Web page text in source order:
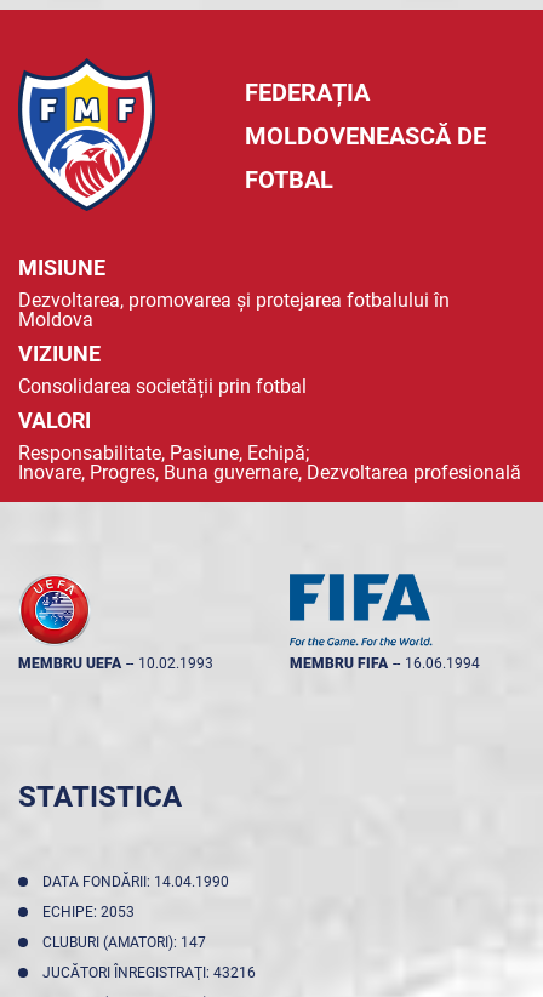
FEDERAȚIA
MOLDOVENEASCĂ DE
FOTBAL
MISIUNE
Dezvoltarea, promovarea și protejarea fotbalului în
Moldova
VIZIUNE
Consolidarea societății prin fotbal
VALORI
Responsabilitate, Pasiune, Echipă;
Inovare, Progres, Buna guvernare, Dezvoltarea profesională
MEMBRU UEFA -- 10.02.1993 MEMBRU FIFA -- 16.06.1994
STATISTICA
DATA FONDĂRII: 14.04.1990
ECHIPE: 2053
CLUBURI (AMATORI): 147
JUCĂTORI ÎNREGISTRAŢI: 43216